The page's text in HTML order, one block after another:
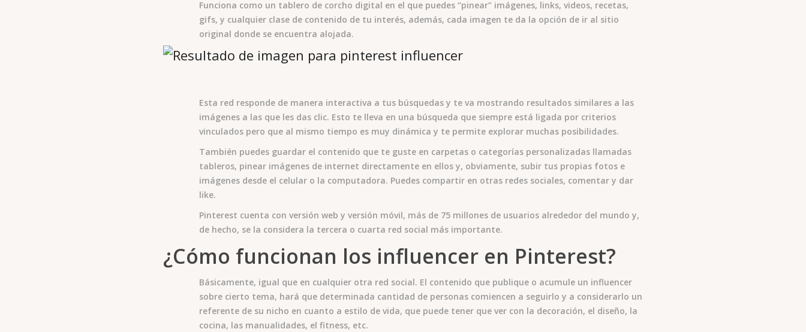
Funciona como un tablero de corcho digital en el que puedes “pinear” imágenes, links, videos, recetas,
gifs, y cualquier clase de contenido de tu interés, además, cada imagen te da la opción de ir al sitio
original donde se encuentra alojada.
Esta red responde de manera interactiva a tus búsquedas y te va mostrando resultados similares a las
imágenes a las que les das clic. Esto te lleva en una búsqueda que siempre está ligada por criterios
vinculados pero que al mismo tiempo es muy dinámica y te permite explorar muchas posibilidades.
También puedes guardar el contenido que te guste en carpetas o categorías personalizadas llamadas
tableros, pinear imágenes de internet directamente en ellos y, obviamente, subir tus propias fotos e
imágenes desde el celular o la computadora. Puedes compartir en otras redes sociales, comentar y dar
like.
Pinterest cuenta con versión web y versión móvil, más de 75 millones de usuarios alrededor del mundo y,
de hecho, se la considera la tercera o cuarta red social más importante.
¿Cómo funcionan los influencer en Pinterest?
Básicamente, igual que en cualquier otra red social. El contenido que publique o acumule un influencer
sobre cierto tema, hará que determinada cantidad de personas comiencen a seguirlo y a considerarlo un
referente de su nicho en cuanto a estilo de vida, que puede tener que ver con la decoración, el diseño, la
cocina, las manualidades, el fitness, etc.